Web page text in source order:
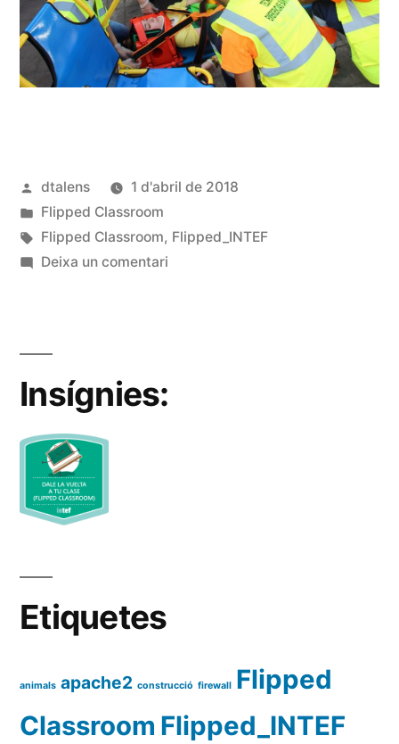
Publicat
per
dtalens
1 d'abril de 2018
Publicat
en
Flipped Classroom
Etiquetes:
Flipped Classroom, Flipped_INTEF
Deixa un comentaria
Flipped:
Insígnies:
Etiquetes
animals apache2 construcció firewall Flipped
Classroom Flipped_INTEF